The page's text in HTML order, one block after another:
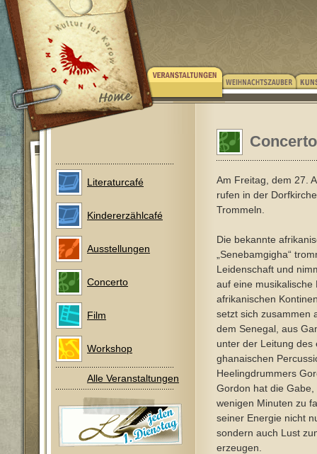
Literaturcafé
Kindererzählcafé
Ausstellungen
Concerto
Film
Workshop
Alle Veranstaltungen
Am Freitag, dem 27.
rufen in der
Trommeln.
Die bekannte
„Senebamgigha“
Leidenschaft und
auf eine musikalische
afrikanischen
setzt sich zusammen
dem Senegal, aus
unter der Leitung des
ghanaischen
Heelingdrummers
Gordon hat die
wenigen Minuten zu
seiner Energie nicht
sondern auch Lust
erzeugen.